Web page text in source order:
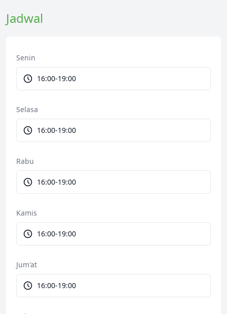
Jadwal
Senin
16:00-19:00
Selasa
16:00-19:00
Rabu
16:00-19:00
Kamis
16:00-19:00
Jum'at
16:00-19:00